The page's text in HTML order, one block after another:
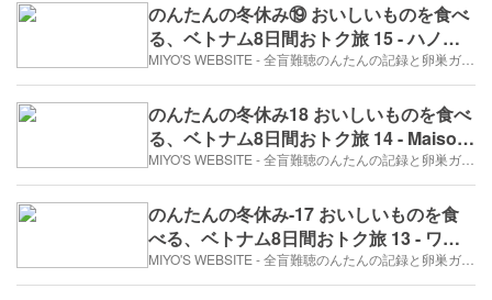
のんたんの冬休み⑲ おいしいものを食べ
る、ベトナム8日間おトク旅 15 - ハノ
イ・水上人形劇（2017年12月25日/2日
め）
のんたんの冬休み18 おいしいものを食べ
る、ベトナム8日間おトク旅 14 - Maison
Vieで、ベトナムフレンチディナー
（2017年12月25日/2日め）
のんたんの冬休み-17 おいしいものを食
べる、ベトナム8日間おトク旅 13 - ワイ
ングラス事件（2017年12月25日/2日め）